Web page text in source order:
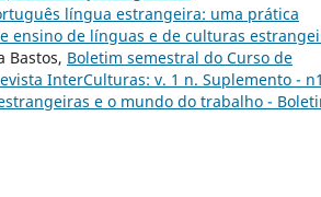
língua estrangeira: uma prática
ensino de línguas e de culturas
Bastos, Boletim semestral do Curso de
InterCulturas: v. 1 n. Suplemento - n1
e o mundo do trabalho -